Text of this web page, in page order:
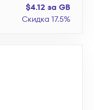
$4.12 за GB
Скидка 17.5%